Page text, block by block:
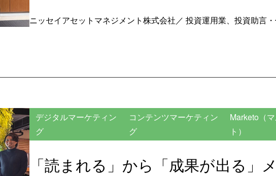
ニッセイアセットマネジメント株式会社／ 投資運用業、投資助言
デジタルマーケティン
グ
コンテンツマーケティン
グ
Marketo（
ト）
「読まれる」から「成果が出る